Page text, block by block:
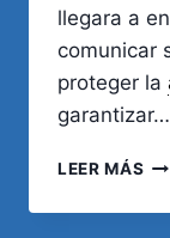
llegara a
comunicar
proteger la
garantizar…
LEER MÁS